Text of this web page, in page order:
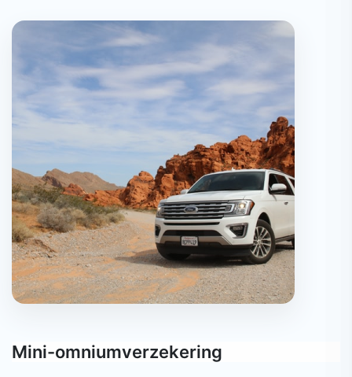
Mini-omniumverzekering